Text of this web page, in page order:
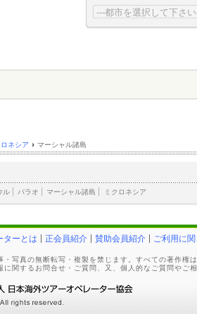
ネシア › マーシャル諸島
ル パラオ マーシャル諸島 ミクロネシア
ターとは 正会員紹介 賛助会員紹介 ご利用に
・写真の無断転写・複製を禁じます。すべての著作権
に関するお問合せ・ご質問、又、個人的なご質問やご